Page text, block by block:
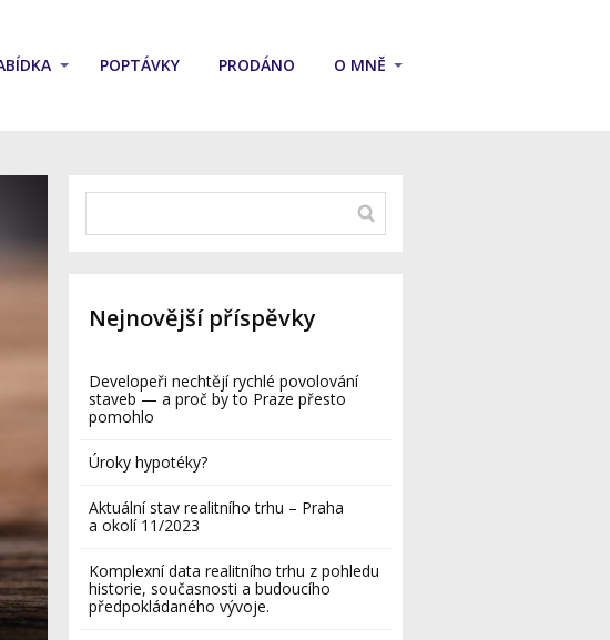
POPTÁVKY PRODÁNO O MNĚ
Nejnovější příspěvky
Developeři nechtějí rychlé povolování
staveb — a proč by to Praze přesto
pomohlo
Úroky hypotéky?
Aktuální stav realitního trhu – Praha
a okolí 11/2023
Komplexní data realitního trhu z pohledu
historie, současnosti a budoucího
předpokládaného vývoje.